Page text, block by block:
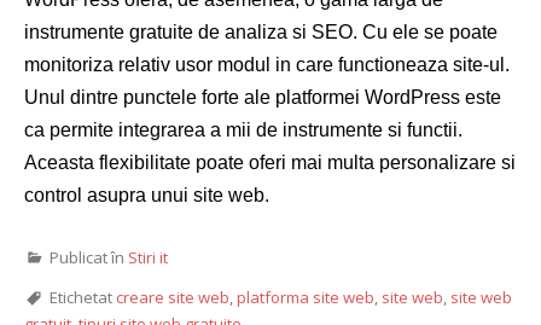
instrumente gratuite de analiza si SEO. Cu ele se poate
monitoriza relativ usor modul in care functioneaza site-ul.
Unul dintre punctele forte ale platformei WordPress este
ca permite integrarea a mii de instrumente si functii.
Aceasta flexibilitate poate oferi mai multa personalizare si
control asupra unui site web.
Publicat în Stiri it
Etichetat creare site web platforma site web site web site web